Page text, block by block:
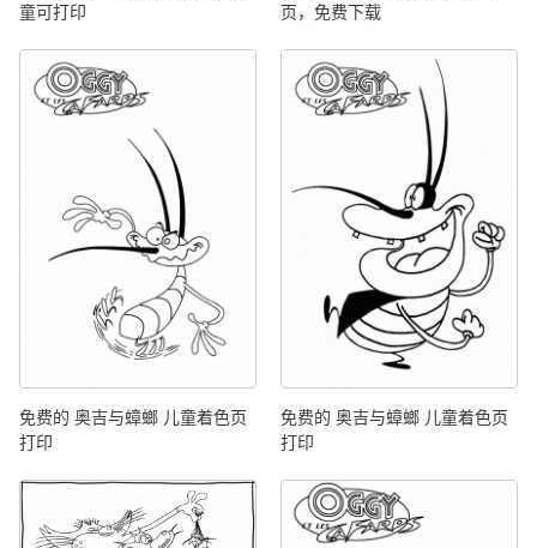
童可打印
页，免费下载
免费的 奥吉与蟑螂 儿童着色页
打印
免费的 奥吉与蟑螂 儿童着色页
打印